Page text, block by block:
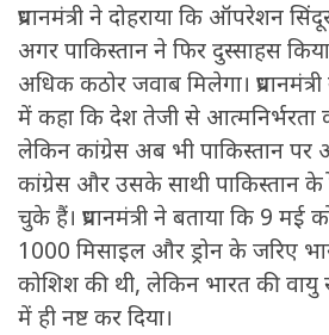
प्रधानमंत्री ने दोहराया कि ऑपरेशन
अगर पाकिस्तान ने फिर दुस्साहस
अधिक कठोर जवाब मिलेगा।
में कहा कि देश तेजी से आत्मनिर्भरता
लेकिन कांग्रेस अब भी पाकिस्तान
कांग्रेस और उसके साथी पाकिस्तान के
चुके हैं। प्रधानमंत्री ने बताया कि 9 मई
1000 मिसाइल और ड्रोन के जरिए
कोशिश की थी, लेकिन भारत की वायु
में ही नष्ट कर दिया।